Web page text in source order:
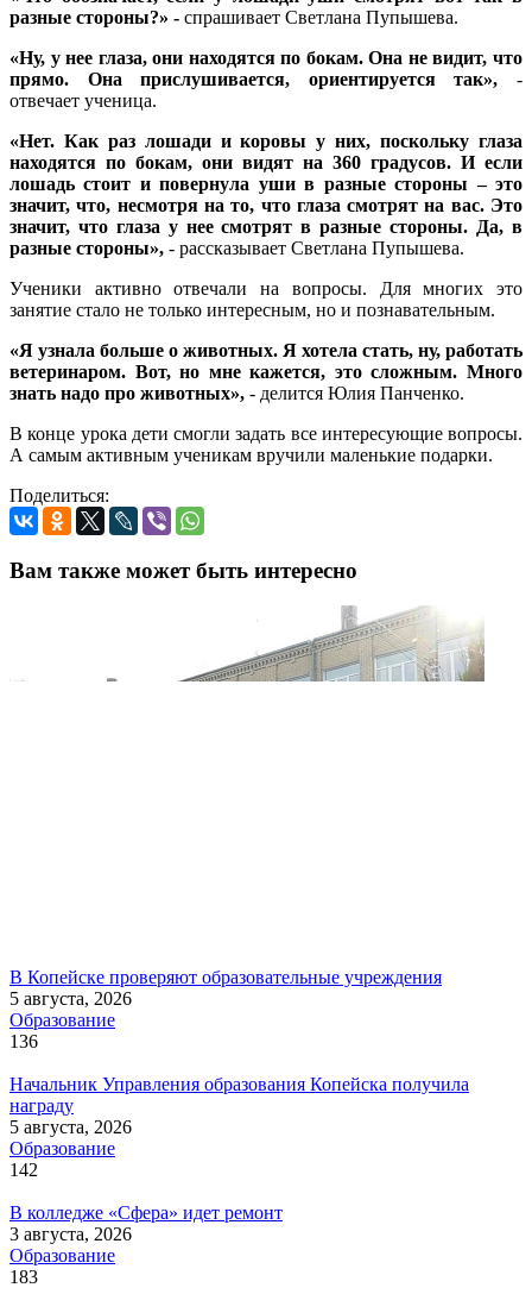
разные стороны?» - спрашивает Светлана Пупышева.
«Ну, у нее глаза, они находятся по бокам. Она не видит, что
прямо. Она прислушивается, ориентируется так», -
отвечает ученица.
«Нет. Как раз лошади и коровы у них, поскольку глаза
находятся по бокам, они видят на 360 градусов. И если
лошадь стоит и повернула уши в разные стороны – это
значит, что, несмотря на то, что глаза смотрят на вас. Это
значит, что глаза у нее смотрят в разные стороны. Да, в
разные стороны», - рассказывает Светлана Пупышева.
Ученики активно отвечали на вопросы. Для многих это
занятие стало не только интересным, но и познавательным.
«Я узнала больше о животных. Я хотела стать, ну, работать
ветеринаром. Вот, но мне кажется, это сложным. Много
знать надо про животных», - делится Юлия Панченко.
В конце урока дети смогли задать все интересующие вопросы.
А самым активным ученикам вручили маленькие подарки.
Поделиться:
Вам также может быть интересно
В Копейске проверяют образовательные учреждения
5 августа, 2026
Образование
136
Начальник Управления образования Копейска получила
награду
5 августа, 2026
Образование
142
В колледже «Сфера» идет ремонт
3 августа, 2026
Образование
183